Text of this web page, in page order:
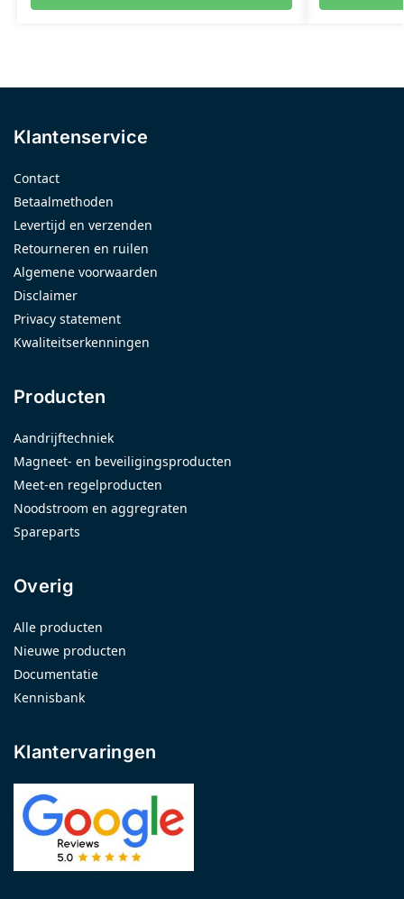
Klantenservice
Contact
Betaalmethoden
Levertijd en verzenden
Retourneren en ruilen
Algemene voorwaarden
Disclaimer
Privacy statement
Kwaliteitserkenningen
Producten
Aandrijftechniek
Magneet- en beveiligingsproducten
Meet-en regelproducten
Noodstroom en aggregraten
Spareparts
Overig
Alle producten
Nieuwe producten
Documentatie
Kennisbank
Klantervaringen